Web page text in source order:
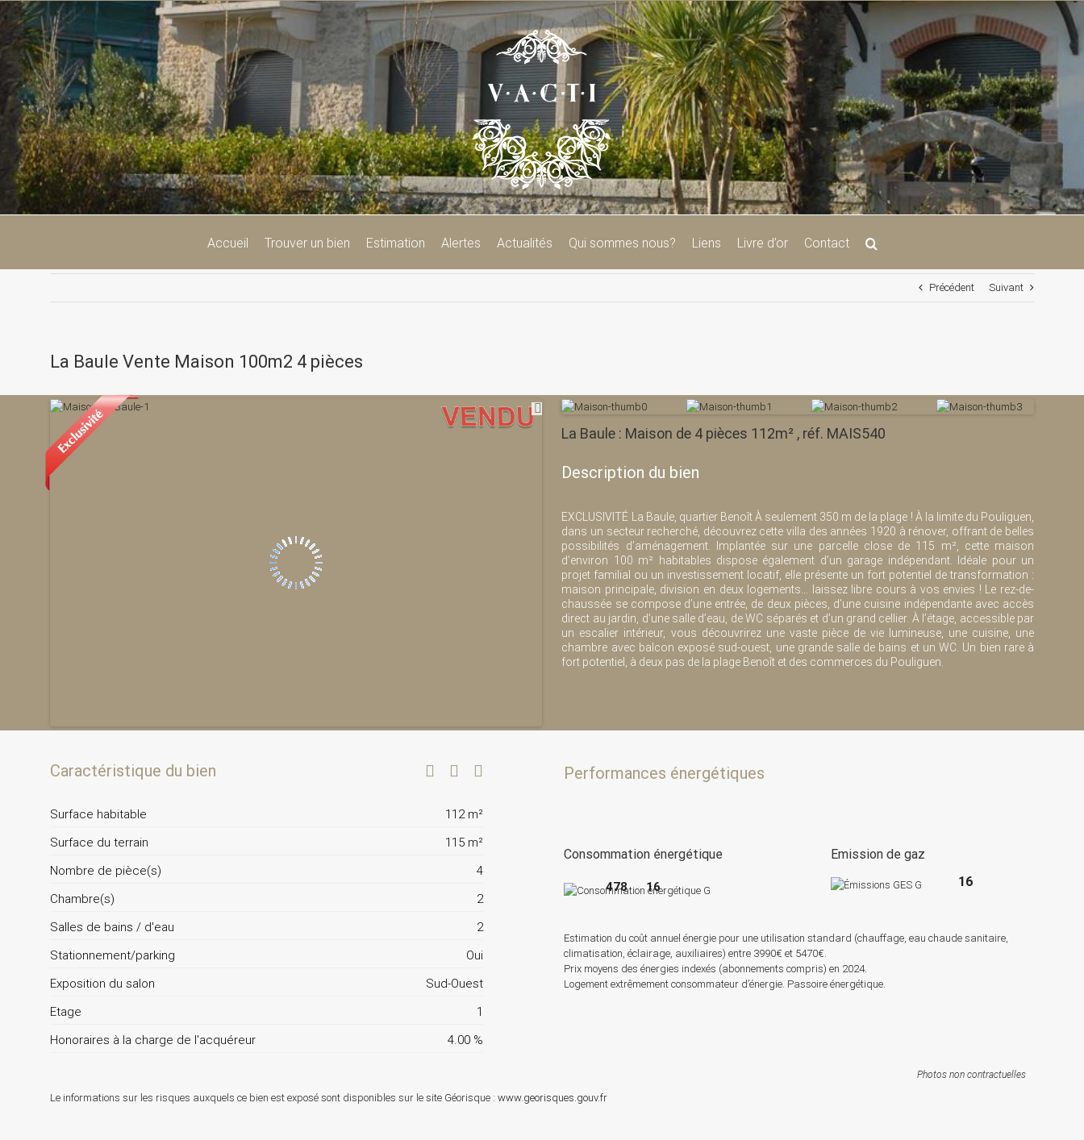
Passer
au
contenu
Accueil Trouver un bien Estimation Alertes Actualités Qui sommes nous? Liens Livre d’or Contact
Précédent Suivant
La Baule Vente Maison 100m2 4 pièces
La Baule : Maison de 4 pièces 112m² , réf. MAIS540
Description du bien
EXCLUSIVITÉ La Baule, quartier Benoît À seulement 350 m de la plage ! À la limite du Pouliguen,
dans un secteur recherché, découvrez cette villa des années 1920 à rénover, offrant de belles
possibilités d’aménagement. Implantée sur une parcelle close de 115 m², cette maison
d’environ 100 m² habitables dispose également d’un garage indépendant. Idéale pour un
projet familial ou un investissement locatif, elle présente un fort potentiel de transformation :
maison principale, division en deux logements… laissez libre cours à vos envies ! Le rez-de-
chaussée se compose d’une entrée, de deux pièces, d’une cuisine indépendante avec accès
direct au jardin, d’une salle d’eau, de WC séparés et d’un grand cellier. À l’étage, accessible par
un escalier intérieur, vous découvrirez une vaste pièce de vie lumineuse, une cuisine, une
chambre avec balcon exposé sud-ouest, une grande salle de bains et un WC. Un bien rare à
fort potentiel, à deux pas de la plage Benoît et des commerces du Pouliguen.
Caractéristique du bien
Surface habitable
112 m²
Surface du terrain
115 m²
Nombre de pièce(s)
4
Chambre(s)
2
Salles de bains / d'eau
2
Stationnement/parking
Oui
Exposition du salon
Sud-Ouest
Etage
1
Honoraires à la charge de l'acquéreur
4.00 %
Performances énergétiques
Consommation énergétique
478 16
Emission de gaz
16
Estimation du coût annuel énergie pour une utilisation standard (chauffage, eau chaude sanitaire,
climatisation, éclairage, auxiliaires) entre 3990€ et 5470€.
Prix moyens des énergies indexés (abonnements compris) en 2024.
Logement extrêmement consommateur d’énergie. Passoire énergétique.
Photos non contractuelles
Le informations sur les risques auxquels ce bien est exposé sont disponibles sur le site Géorisque : www.georisques.gouv.fr